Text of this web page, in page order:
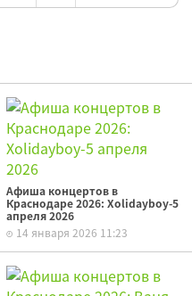
Афиша концертов в
Краснодаре 2026: Xolidayboy-5
апреля 2026
14 января 2026 11:23